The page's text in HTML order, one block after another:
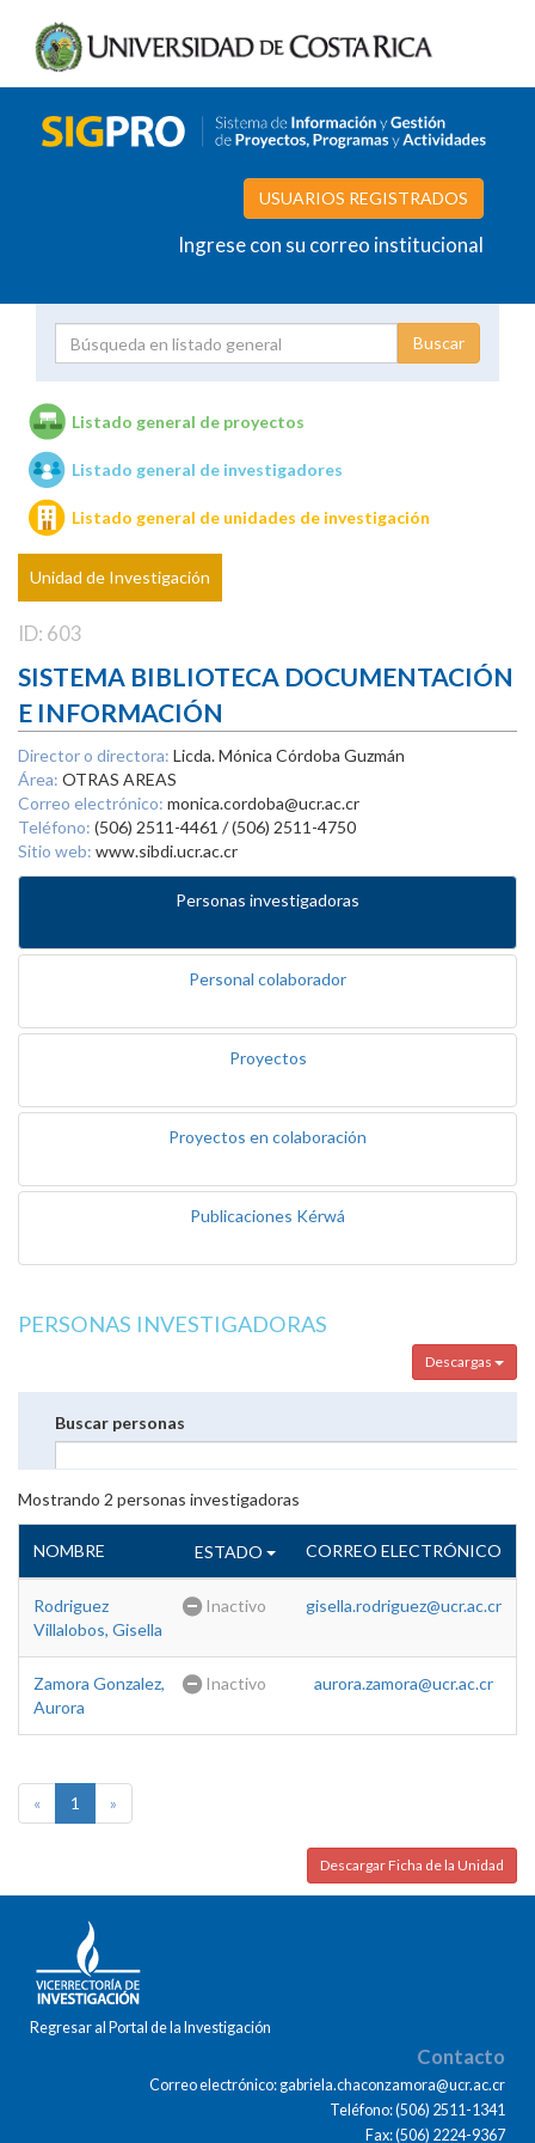
USUARIOS REGISTRADOS
Ingrese con su correo institucional
Unidades de investigación
Listado general de proyectos
Listado general de investigadores
Listado general de unidades de investigación
Unidad de Investigación
ID: 603
SISTEMA BIBLIOTECA DOCUMENTACIÓN
E INFORMACIÓN
Director o directora: Licda. Mónica Córdoba Guzmán
Área: OTRAS AREAS
Correo electrónico: monica.cordoba@ucr.ac.cr
Teléfono: (506) 2511-4461 / (506) 2511-4750
Sitio web: www.sibdi.ucr.ac.cr
Personas investigadoras
Personal colaborador
Proyectos
Proyectos en colaboración
Publicaciones Kérwá
PERSONAS INVESTIGADORAS
Descargas
Buscar personas
Mostrando 2 personas investigadoras
NOMBRE ESTADO CORREO ELECTRÓNICO
Rodriguez
Villalobos, Gisella
Inactivo gisella.rodriguez@ucr.ac.cr
Zamora Gonzalez,
Aurora
Inactivo aurora.zamora@ucr.ac.cr
« 1 »
Descargar Ficha de la Unidad
Regresar al Portal de la Investigación
Contacto
Correo electrónico: gabriela.chaconzamora@ucr.ac.cr
Teléfono: (506) 2511-1341
Fax: (506) 2224-9367